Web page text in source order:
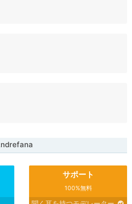
サポート
100%無料